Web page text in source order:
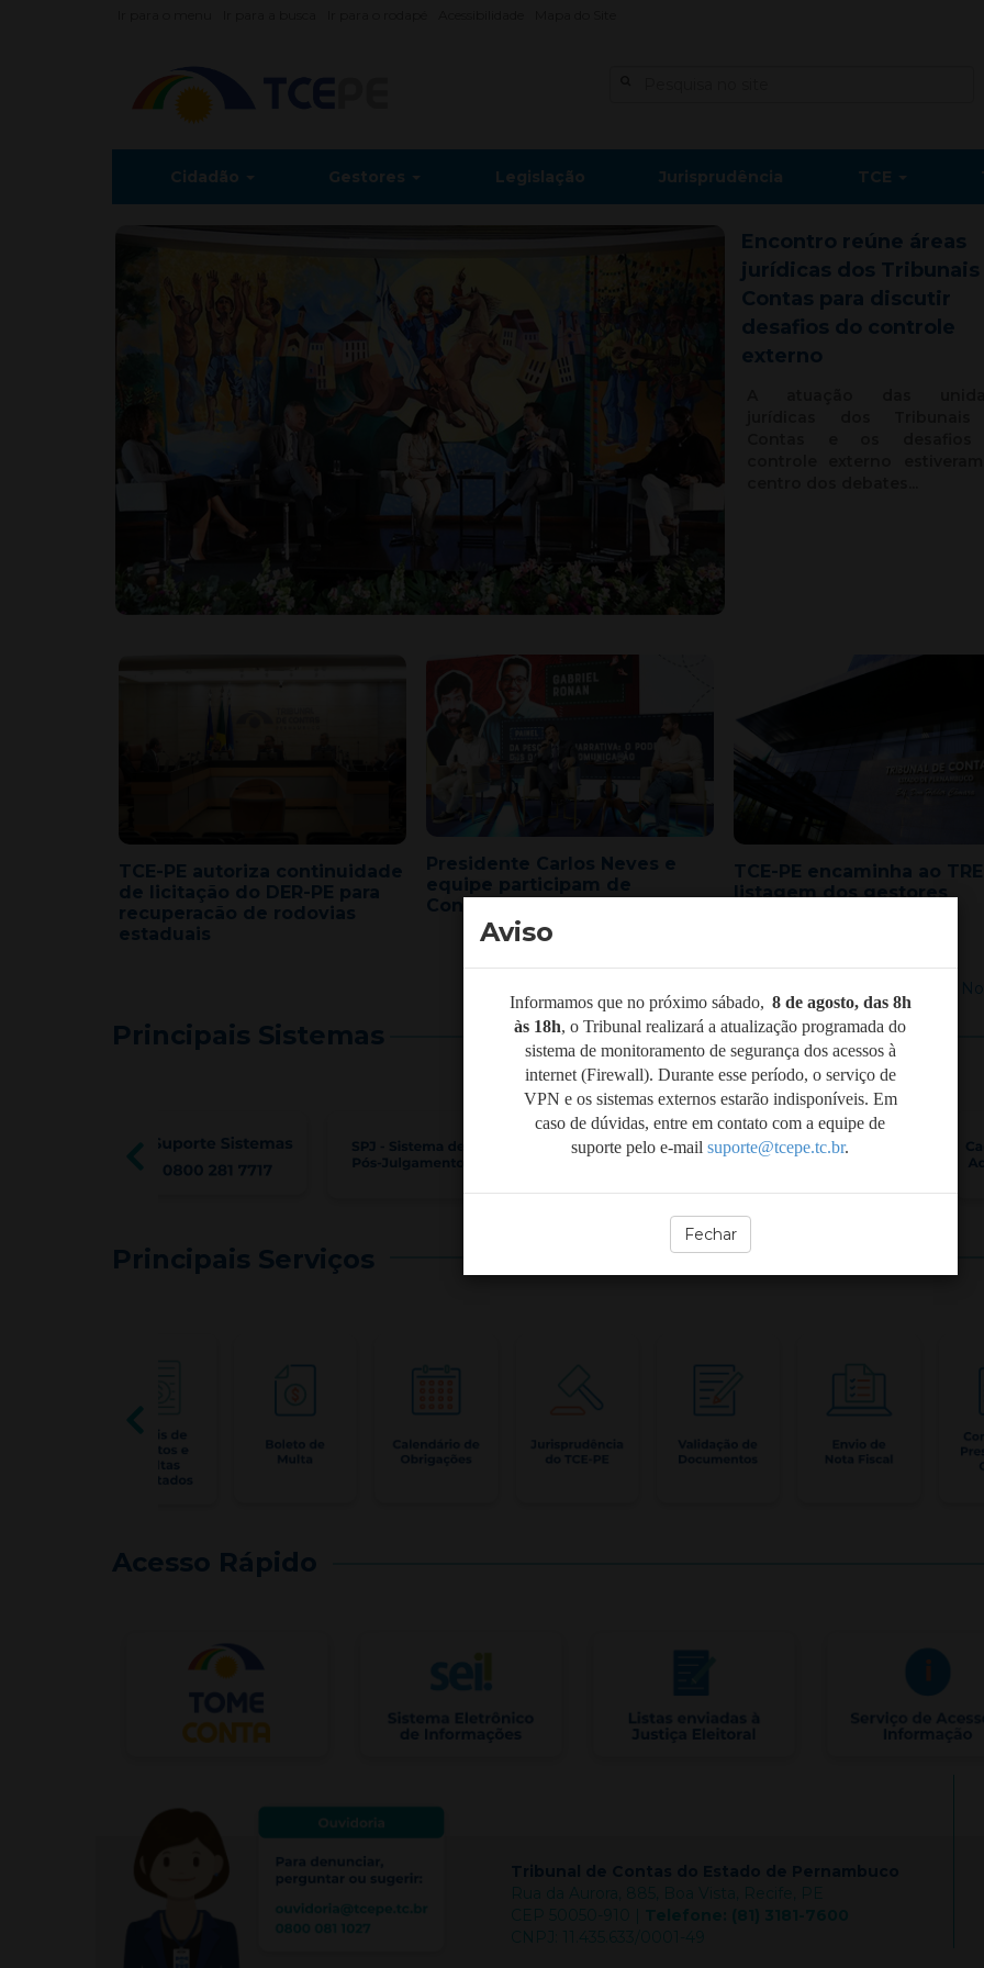
Cidadão Gestores Legislação Jurisprudência TCE
Encontro reúne áreas
jurídicas dos
Contas para discutir
desafios do controle
externo
TCE-PE autoriza continuidade
de licitação do DER-PE para
recuperacão de rodovias
estaduais
Presidente Carlos Neves e
equipe participam de
Congresso de Comunicação
TCE-PE encaminha ao
listagem dos gestores
+
Principais Sistemas
Principais Serviços
Acesso Rápido
Rua da Aurora, 885, Boa Vista, Recife, PE
CEP 50050-910 | Telefone: (81) 3181-7600
CNPJ: 11.435.633/0001-49
Aviso
Informamos que no próximo sábado, 8 de agosto, das 8h
às 18h, o Tribunal realizará a atualização programada do
sistema de monitoramento de segurança dos acessos à
internet (Firewall). Durante esse período, o serviço de
VPN e os sistemas externos estarão indisponíveis. Em
caso de dúvidas, entre em contato com a equipe de
suporte pelo e-mail suporte@tcepe.tc.br.
Fechar